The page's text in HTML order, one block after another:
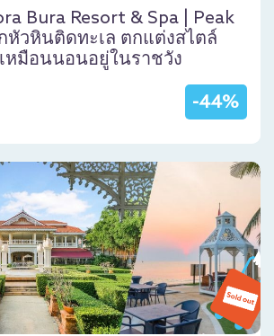
Bura Resort & Spa | Peak
หัวหินติดทะเล ตกแต่งสไตล์
หมือนนอนอยู่ในราชวัง
-44%